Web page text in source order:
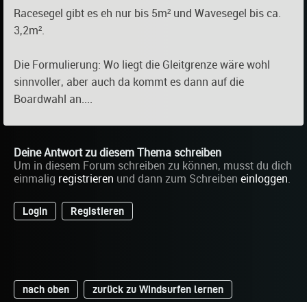
Racesegel gibt es eh nur bis 5m² und Wavesegel bis ca.
3,2m².
Die Formulierung: Wo liegt die Gleitgrenze wäre wohl
sinnvoller, aber auch da kommt es dann auf die
Boardwahl an....
Deine Antwort zu diesem Thema schreiben
Um in diesem Forum schreiben zu können, musst du dich
einmalig registrieren und dann zum Schreiben einloggen.
Login Registieren
nach oben zurück zu Windsurfen lernen